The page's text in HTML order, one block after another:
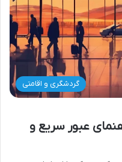
گردشگری و اقامتی
عبور سریع و